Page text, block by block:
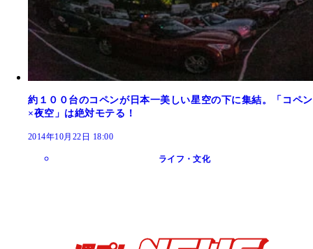
約１００台のコペンが日本一美しい星空の下に集結。「コペン
×夜空」は絶対モテる！
2014年10月22日 18:00
ライフ・文化